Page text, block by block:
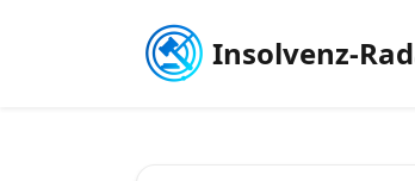
Insolvenz-